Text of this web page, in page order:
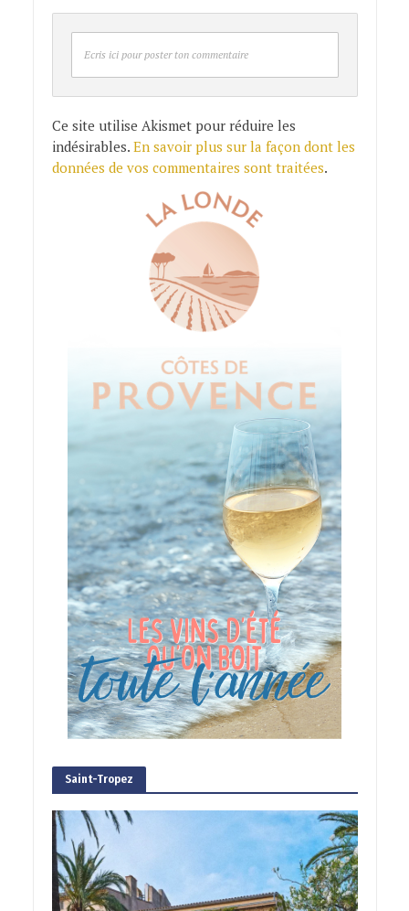
Ecris ici pour poster ton commentaire
Ce site utilise Akismet pour réduire les
indésirables. En savoir plus sur la façon dont les
données de vos commentaires sont traitées.
Saint-Tropez